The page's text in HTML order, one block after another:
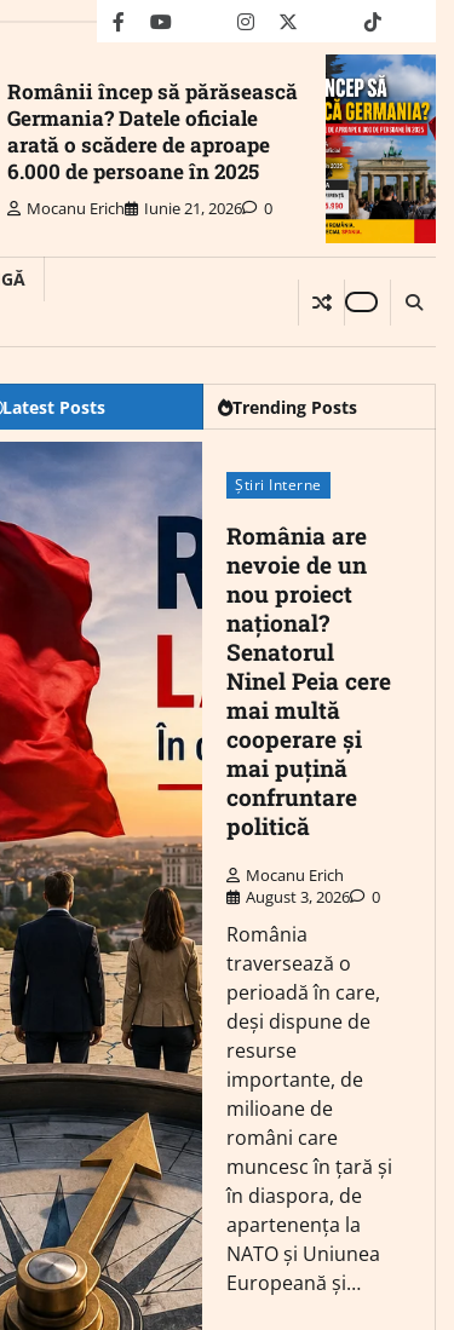
facebookyoutubeMailinstagram
twitter truthtiktok
Românii încep să părăsească
Germania? Datele oficiale
arată o scădere de aproape
6.000 de persoane în 2025
Mocanu Erich Iunie 21, 2026 0
Latest Posts Trending Posts
Știri Interne
România are
nevoie de un
nou proiect
național?
Senatorul
Ninel Peia cere
mai multă
cooperare și
mai puțină
confruntare
politică
Mocanu Erich
August 3, 2026
0
România
traversează o
perioadă în care,
deși dispune de
resurse
importante, de
milioane de
români care
muncesc în țară și
în diaspora, de
apartenența la
NATO și Uniunea
Europeană și…